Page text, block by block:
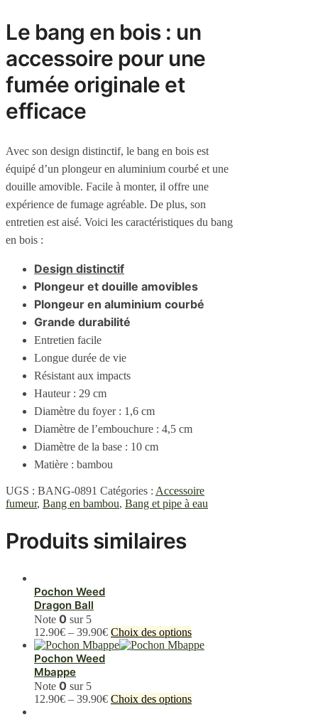
Le bang en bois : un
accessoire pour une
fumée originale et
efficace
Avec son design distinctif, le bang en bois est
équipé d’un plongeur en aluminium courbé et une
douille amovible. Facile à monter, il offre une
expérience de fumage agréable. De plus, son
entretien est aisé. Voici les caractéristiques du bang
en bois :
Design distinctif
Plongeur et douille amovibles
Plongeur en aluminium courbé
Grande durabilité
Entretien facile
Longue durée de vie
Résistant aux impacts
Hauteur : 29 cm
Diamètre du foyer : 1,6 cm
Diamètre de l’embouchure : 4,5 cm
Diamètre de la base : 10 cm
Matière : bambou
UGS : BANG-0891 Catégories : Accessoire
fumeur, Bang en bambou, Bang et pipe à eau
Produits similaires
Pochon Weed
Dragon Ball
Note 0 sur 5
12.90€ – 39.90€ Choix des optionsCe
produit
Les
options
Pochon Weed
Mbappe
Note 0 sur 5
12.90€ – 39.90€ Choix des optionsCe